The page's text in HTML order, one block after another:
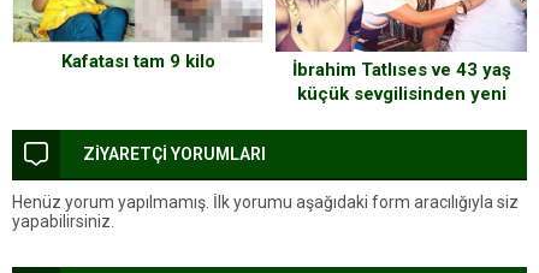
Kafatası tam 9 kilo
İbrahim Tatlıses ve 43 yaş
küçük sevgilisinden yeni
ZİYARETÇİ YORUMLARI
Henüz yorum yapılmamış. İlk yorumu aşağıdaki form aracılığıyla siz
yapabilirsiniz.